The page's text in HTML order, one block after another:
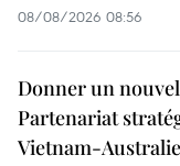
08/08/2026 08:56
Donner un
Partenariat
Vietnam-Australie